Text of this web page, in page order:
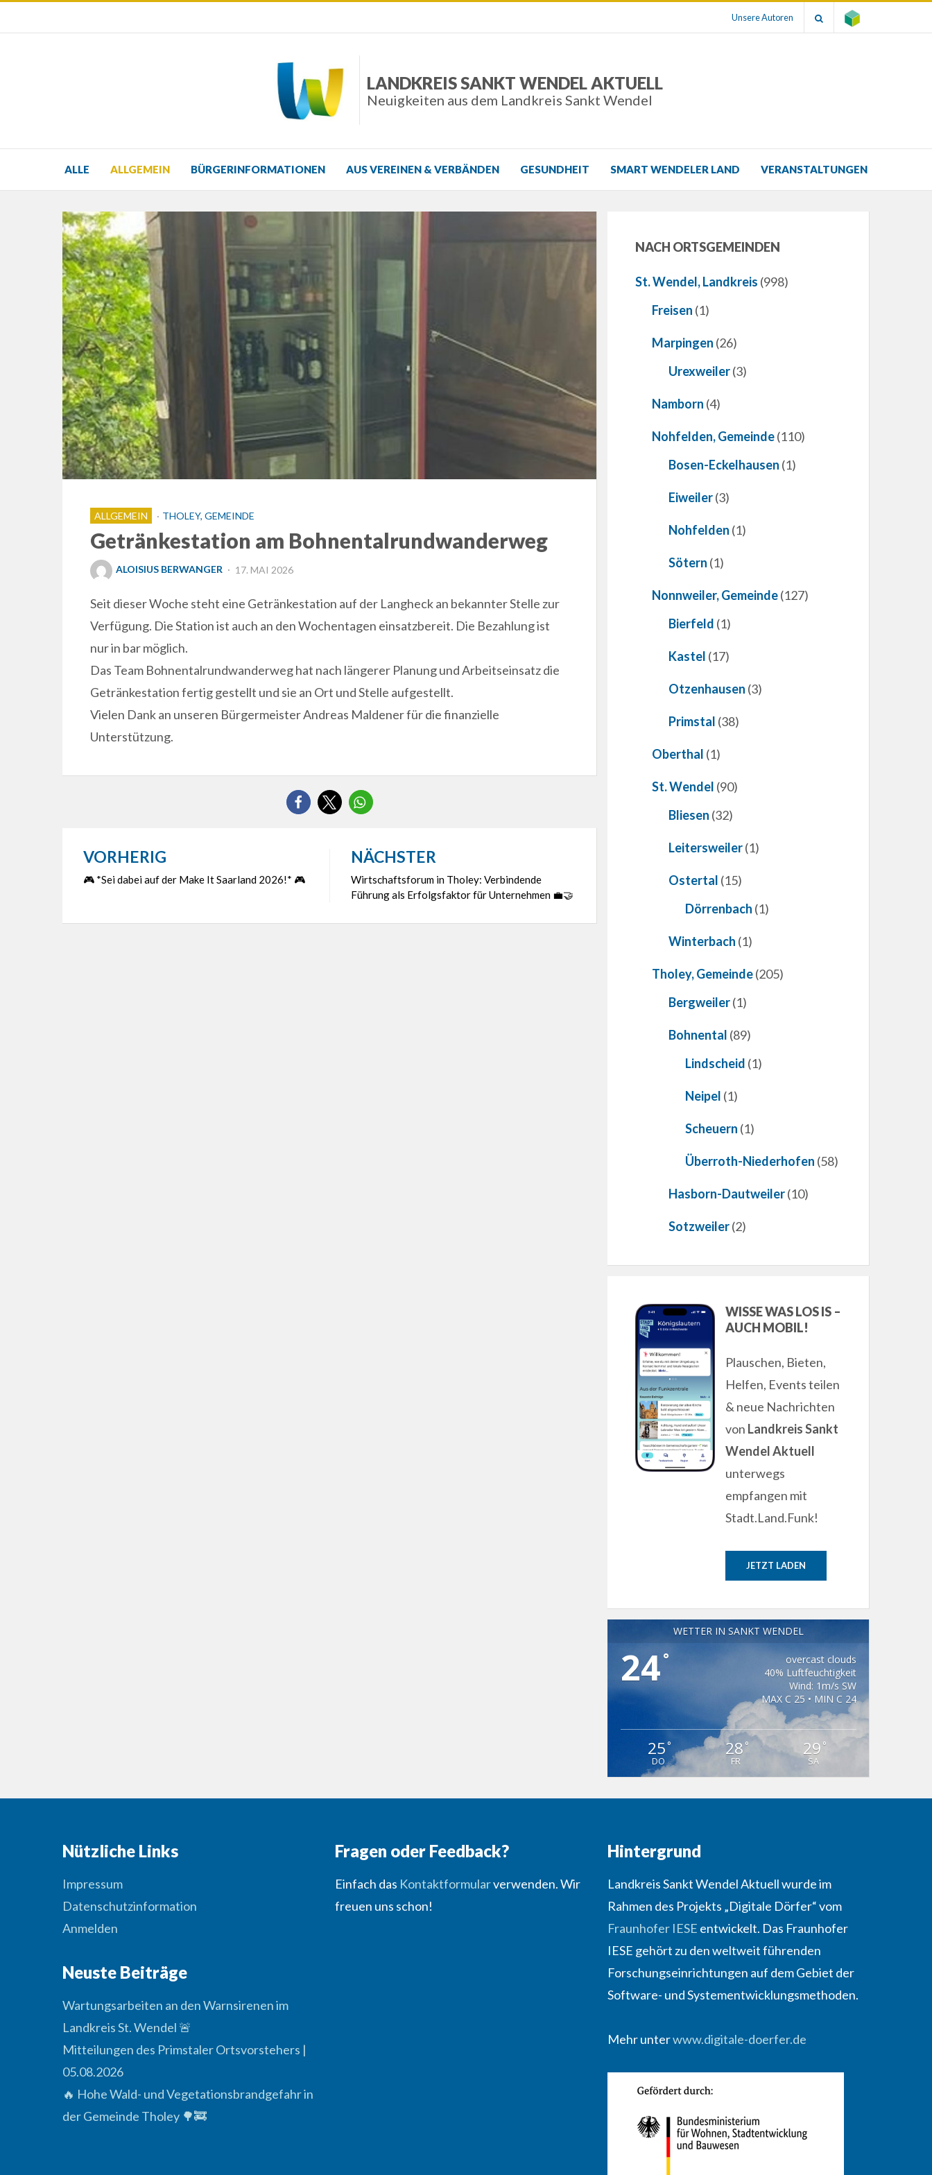
Unsere Autoren
LANDKREIS SANKT WENDEL AKTUELL
Neuigkeiten aus dem Landkreis Sankt Wendel
ALLE ALLGEMEIN BÜRGERINFORMATIONEN AUS VEREINEN & VERBÄNDEN GESUNDHEIT SMART WENDELER LAND VERANSTALTUNGEN
ALLGEMEIN THOLEY, GEMEINDE
Getränkestation am Bohnentalrundwanderweg
ALOISIUS BERWANGER
POSTED
17. MAI 2026
Seit dieser Woche steht eine Getränkestation auf der Langheck an bekannter Stelle zur
Verfügung. Die Station ist auch an den Wochentagen einsatzbereit. Die Bezahlung ist
nur in bar möglich.
Das Team Bohnentalrundwanderweg hat nach längerer Planung und Arbeitseinsatz die
Getränkestation fertig gestellt und sie an Ort und Stelle aufgestellt.
Vielen Dank an unseren Bürgermeister Andreas Maldener für die finanzielle
Unterstützung.
Beitragsnavigation
VORHERIG
🎮 *Sei dabei auf der Make It Saarland 2026!* 🎮
NÄCHSTER
Wirtschaftsforum in Tholey: Verbindende
Führung als Erfolgsfaktor für Unternehmen 💼🤝
NACH ORTSGEMEINDEN
St. Wendel, Landkreis (998)
Freisen (1)
Marpingen (26)
Urexweiler(3)
Namborn (4)
Nohfelden, Gemeinde(110)
Bosen-Eckelhausen (1)
Eiweiler(3)
Nohfelden (1)
Sötern (1)
Nonnweiler, Gemeinde(127)
Bierfeld (1)
Kastel (17)
Otzenhausen (3)
Primstal (38)
Oberthal (1)
St. Wendel (90)
Bliesen (32)
Leitersweiler(1)
Ostertal (15)
Dörrenbach (1)
Winterbach (1)
Tholey, Gemeinde(205)
Bergweiler(1)
Bohnental (89)
Lindscheid (1)
Neipel (1)
Scheuern (1)
Überroth-Niederhofen (58)
Hasborn-Dautweiler(10)
Sotzweiler(2)
WISSE WAS LOS IS –
AUCH MOBIL!
Plauschen, Bieten,
Helfen, Events teilen
& neue Nachrichten
von Landkreis Sankt
Wendel Aktuell
unterwegs
empfangen mit
Stadt.Land.Funk!
JETZT LADEN
WETTER IN SANKT WENDEL
24°
overcast clouds
40% Luftfeuchtigkeit
Wind: 1m/s SW
MAX C 25 • MIN C 24
25°
DO
28°
FR
29 °
SA
Nützliche Links
Impressum
Datenschutzinformation
Anmelden
Neuste Beiträge
Wartungsarbeiten an den Warnsirenen im
Landkreis St. Wendel 🚨
Mitteilungen des Primstaler Ortsvorstehers |
05.08.2026
🔥 Hohe Wald- und Vegetationsbrandgefahr in
der Gemeinde Tholey 🌳🚒
Fragen oder Feedback?
Einfach das Kontaktformularverwenden. Wir
freuen uns schon!
Hintergrund
Landkreis Sankt Wendel Aktuell wurde im
Rahmen des Projekts „Digitale Dörfer“ vom
Fraunhofer IESE entwickelt. Das Fraunhofer
IESE gehört zu den weltweit führenden
Forschungseinrichtungen auf dem Gebiet der
Software- und Systementwicklungsmethoden.
Mehr unterwww.digitale-doerfer.de